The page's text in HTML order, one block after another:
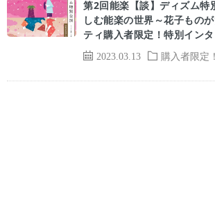
2023.03.13 購入者限定
第2回能楽【談】ディズム
しむ能楽の世界～花子もの
ティ購入者限定！特別イン